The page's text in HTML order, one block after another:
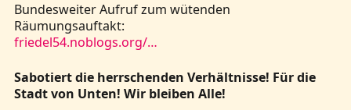
Bundesweiter Aufruf zum wütenden
Räumungsauftakt:
friedel54.noblogs.org/…
Sabotiert die herrschenden Verhältnisse! Für die
Stadt von Unten! Wir bleiben Alle!